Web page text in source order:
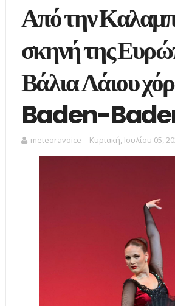
Από την
σκηνή της
Βάλια Λάιου
Baden-
meteoravoice Κυριακή, Ιουλίου 05,